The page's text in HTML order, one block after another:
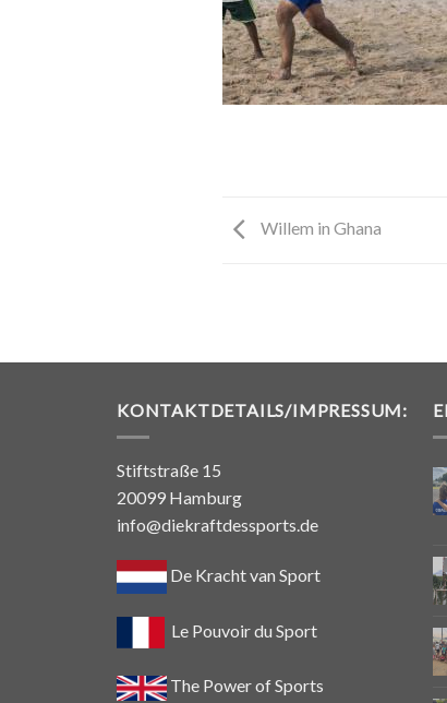
Willem in Ghana
KONTAKTDETAILS/IMPRESSUM:
Stiftstraße 15
20099 Hamburg
info@diekraftdessports.de
De Kracht van Sport
Le Pouvoir du Sport
The Power of Sports